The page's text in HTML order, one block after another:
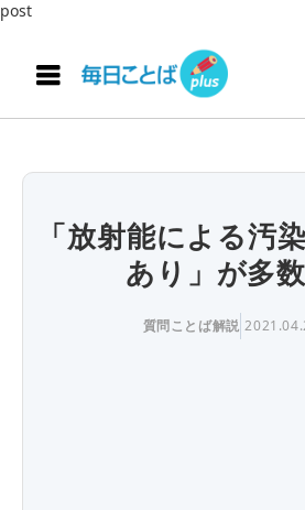
post
「放射能による汚
あり」が多
質問ことば解説